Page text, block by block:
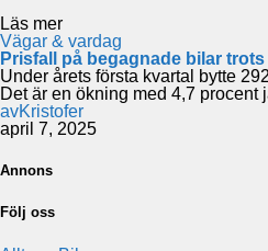
Läs mer
Vägar & vardag
Prisfall på begagnade bilar
Under årets första kvartal bytte
Det är en ökning med 4,7 procent
avKristofer
april 7, 2025
Annons
Följ oss